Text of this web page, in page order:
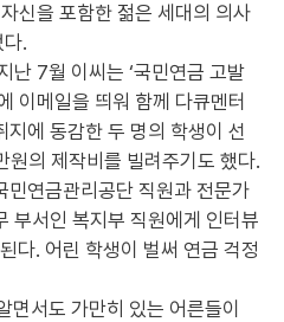
신을 포함한 젊은 세대의 의사
.
난 7월 이씨는 ‘국민연금 고발
이메일을 띄워 함께 다큐멘터
에 동감한 두 명의 학생이 선
의 제작비를 빌려주기도 했다.
민연금관리공단 직원과 전문가
부서인 복지부 직원에게 인터뷰
다. 어린 학생이 벌써 연금 걱정
면서도 가만히 있는 어른들이